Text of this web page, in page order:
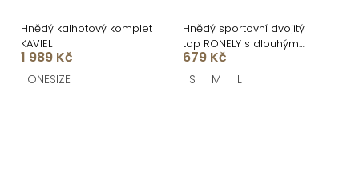
Hnědý kalhotový komplet
KAVIEL
1 989 Kč
ONESIZE
Hnědý sportovní dvojitý
top RONELY s dlouhým
rukávem
679 Kč
S M L